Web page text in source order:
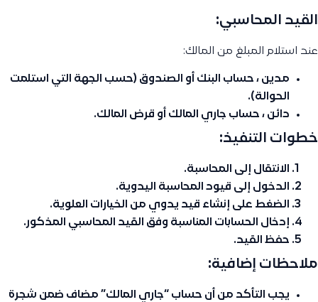
القيد المحاسبي:
عند استلام المبلغ من المالك:
مدين ، حساب البنك أو الصندوق (حسب الجهة التي استلمت
الحوالة).
دائن ، حساب جاري المالك أو قرض المالك.
خطوات التنفيذ:
الانتقال إلى المحاسبة.
الدخول إلى قيود المحاسبة اليدوية.
الضغط على إنشاء قيد يدوي من الخيارات العلوية.
إدخال الحسابات المناسبة وفق القيد المحاسبي المذكور.
حفظ القيد.
ملاحظات إضافية:
يجب التأكد من أن حساب “جاري المالك” مضاف ضمن شجرة